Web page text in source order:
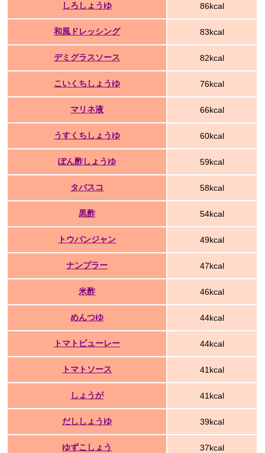
しろしょうゆ 86kcal
和風ドレッシング 83kcal
デミグラスソース 82kcal
こいくちしょうゆ 76kcal
マリネ液 66kcal
うすくちしょうゆ 60kcal
ぽん酢しょうゆ 59kcal
タバスコ 58kcal
黒酢 54kcal
トウバンジャン 49kcal
ナンプラー 47kcal
米酢 46kcal
めんつゆ 44kcal
トマトピューレー 44kcal
トマトソース 41kcal
しょうが 41kcal
だししょうゆ 39kcal
ゆずこしょう 37kcal